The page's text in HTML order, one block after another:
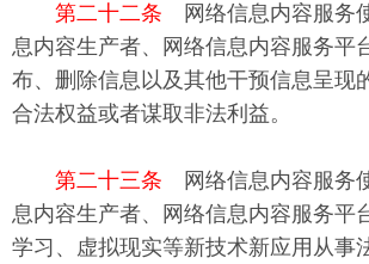
第二十二条 网络信息内容服务
息内容生产者、网络信息内容服务平
布、删除信息以及其他干预信息呈现
合法权益或者谋取非法利益。
第二十三条 网络信息内容服务
息内容生产者、网络信息内容服务平
学习、虚拟现实等新技术新应用从事